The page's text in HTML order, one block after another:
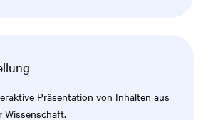
Präsentation von Inhalten aus
Wissenschaft.